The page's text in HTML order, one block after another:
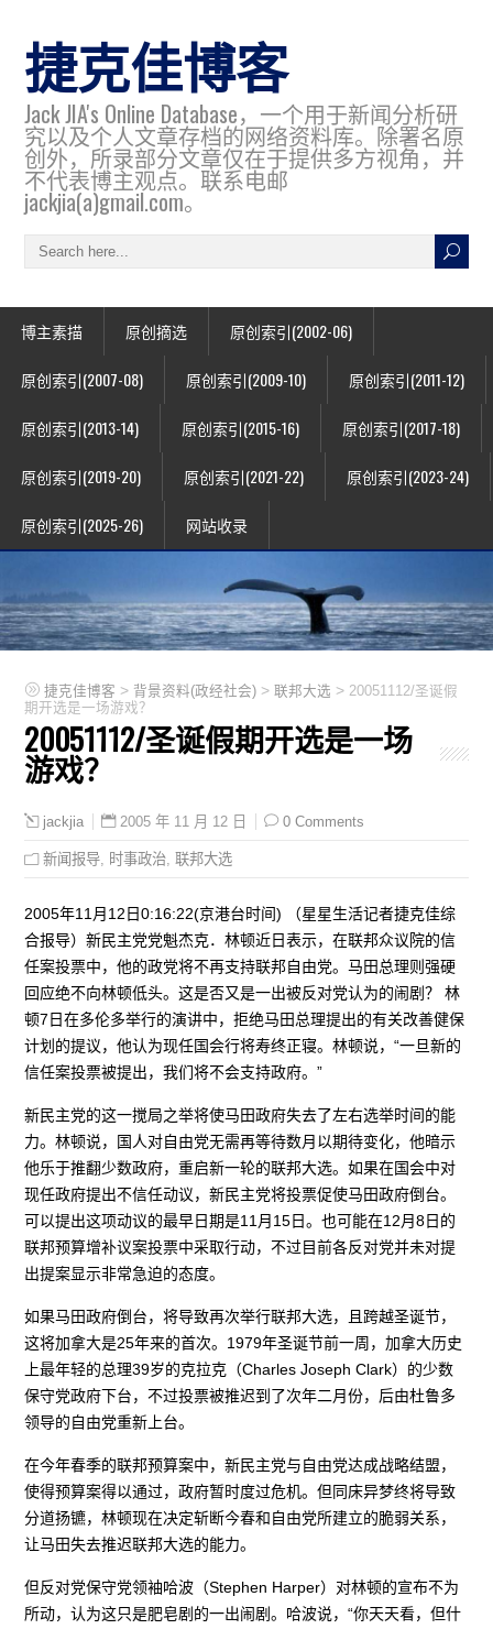
捷克佳博客
Jack JIA's Online Database，一个用于新闻分析研
究以及个人文章存档的网络资料库。除署名原
创外，所录部分文章仅在于提供多方视角，并
不代表博主观点。联系电邮
jackjia(a)gmail.com。
博主素描 原创摘选 原创索引(2002-06)
原创索引(2007-08) 原创索引(2009-10) 原创索引(2011-12)
原创索引(2013-14) 原创索引(2015-16) 原创索引(2017-18)
原创索引(2019-20) 原创索引(2021-22) 原创索引(2023-24)
原创索引(2025-26) 网站收录
捷克佳博客 > 背景资料(政经社会) >联邦大选 > 20051112/圣诞假
期开选是一场游戏？
20051112/圣诞假期开选是一场
游戏？
jackjia 2005 年 11 月 12 日 0 Comments
新闻报导 时事政治 联邦大选
2005年11月12日0:16:22(京港台时间) （星星生活记者捷克佳综
合报导）新民主党党魁杰克．林顿近日表示，在联邦众议院的信
任案投票中，他的政党将不再支持联邦自由党。马田总理则强硬
回应绝不向林顿低头。这是否又是一出被反对党认为的闹剧？ 林
顿7日在多伦多举行的演讲中，拒绝马田总理提出的有关改善健保
计划的提议，他认为现任国会行将寿终正寝。林顿说，“一旦新的
信任案投票被提出，我们将不会支持政府。”
新民主党的这一搅局之举将使马田政府失去了左右选举时间的能
力。林顿说，国人对自由党无需再等待数月以期待变化，他暗示
他乐于推翻少数政府，重启新一轮的联邦大选。如果在国会中对
现任政府提出不信任动议，新民主党将投票促使马田政府倒台。
可以提出这项动议的最早日期是11月15日。也可能在12月8日的
联邦预算增补议案投票中采取行动，不过目前各反对党并未对提
出提案显示非常急迫的态度。
如果马田政府倒台，将导致再次举行联邦大选，且跨越圣诞节，
这将加拿大是25年来的首次。1979年圣诞节前一周，加拿大历史
上最年轻的总理39岁的克拉克（Charles Joseph Clark）的少数
保守党政府下台，不过投票被推迟到了次年二月份，后由杜鲁多
领导的自由党重新上台。
在今年春季的联邦预算案中，新民主党与自由党达成战略结盟，
使得预算案得以通过，政府暂时度过危机。但同床异梦终将导致
分道扬镳，林顿现在决定斩断今春和自由党所建立的脆弱关系，
让马田失去推迟联邦大选的能力。
但反对党保守党领袖哈波（Stephen Harper）对林顿的宣布不为
所动，认为这只是肥皂剧的一出闹剧。哈波说，“你天天看，但什